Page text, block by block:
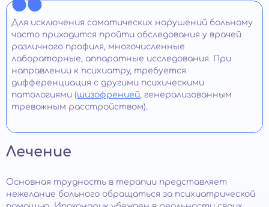
Для исключения соматических нарушений больному
часто приходится пройти обследования у врачей
различного профиля, многочисленные
лабораторные, аппаратные исследования. При
направлении к психиатру, требуется
дифференциация с другими психическими
патологиями (шизофренией, генерализованным
тревожным расстройством).
Лечение
Основная трудность в терапии представляет
нежелание больного обращаться за психиатрической